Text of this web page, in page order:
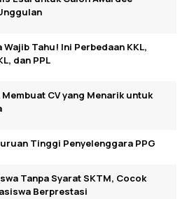
Wajib Tahu! Ini Perbedaan KKL,
dan PPL
CV yang Menarik untuk
Tinggi Penyelenggara PPG
Tanpa Syarat SKTM, Cocok
Berprestasi